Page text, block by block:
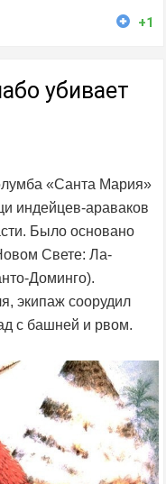
+1
убивает
«Санта Мария»
индейцев-араваков
Было основано
Свете: Ла-
Доминго).
экипаж соорудил
с башней и рвом.